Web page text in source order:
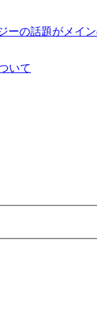
ーの話題がメイ
いて